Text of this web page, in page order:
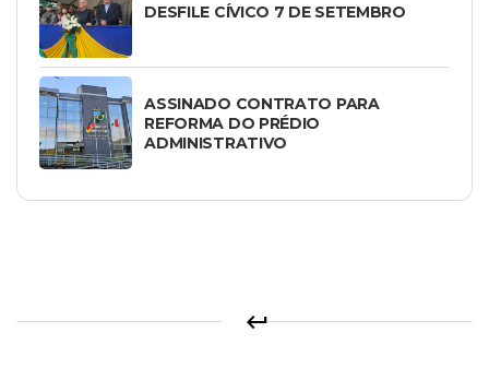
DESFILE CÍVICO 7 DE SETEMBRO
ASSINADO CONTRATO PARA
REFORMA DO PRÉDIO
ADMINISTRATIVO
keyboard_return